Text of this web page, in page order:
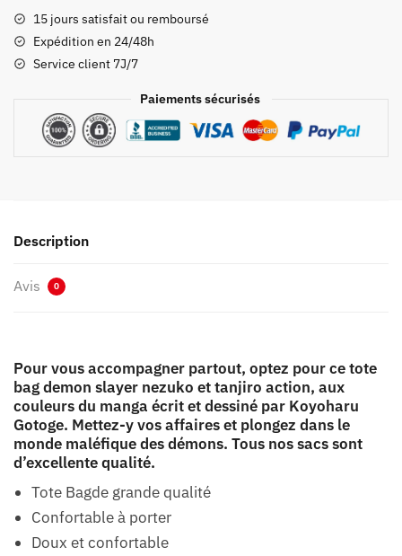
Slayer
Nezuko
et
Action
15 jours satisfait ou remboursé
Expédition en 24/48h
Service client 7J/7
Paiements sécurisés
Description
Avis 0
Pour vous accompagner partout, optez pour ce tote
bag demon slayer nezuko et tanjiro action, aux
couleurs du manga écrit et dessiné par Koyoharu
Gotoge. Mettez-y vos affaires et plongez dans le
monde maléfique des démons. Tous nos sacs sont
d’excellente qualité.
Tote Bagde grande qualité
Confortable à porter
Doux et confortable